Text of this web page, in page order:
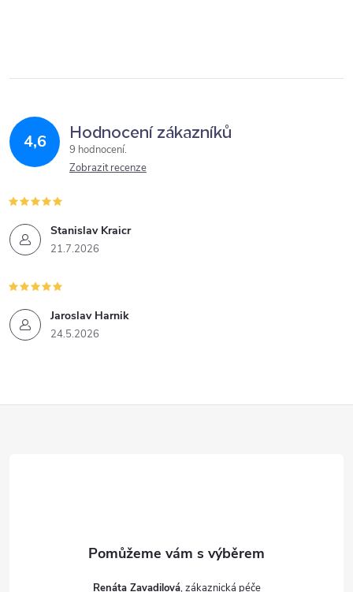
4,6 Hodnocení zákazníků
9 hodnocení
Zobrazit recenze
Stanislav Kraicr
21.7.2026
Jaroslav Harnik
24.5.2026
Renáta Zavadilová